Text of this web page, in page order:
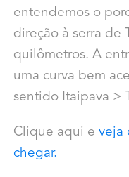
entendemos o
direção à serra de
quilômetros. A
uma curva bem
sentido Itaipava >
Clique aqui e veja
chegar.